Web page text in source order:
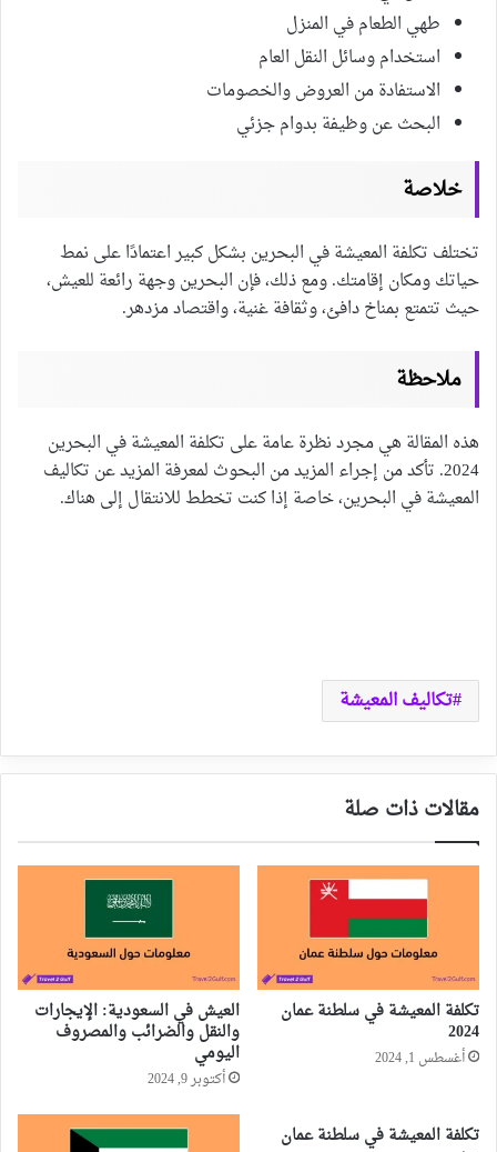
طهي الطعام في المنزل
استخدام وسائل النقل العام
الاستفادة من العروض والخصومات
البحث عن وظيفة بدوام جزئي
خلاصة
تختلف تكلفة المعيشة في البحرين بشكل كبير اعتمادًا على نمط
حياتك ومكان إقامتك. ومع ذلك، فإن البحرين وجهة رائعة للعيش،
حيث تتمتع بمناخ دافئ، وثقافة غنية، واقتصاد مزدهر.
ملاحظة
هذه المقالة هي مجرد نظرة عامة على تكلفة المعيشة في البحرين
2024. تأكد من إجراء المزيد من البحوث لمعرفة المزيد عن تكاليف
المعيشة في البحرين، خاصة إذا كنت تخطط للانتقال إلى هناك.
تكاليف المعيشة
مقالات ذات صلة
تكلفة المعيشة في سلطنة عمان
2024
أغسطس 1, 2024
العيش في السعودية: الإيجارات
والنقل والضرائب والمصروف
اليومي
أكتوبر 9, 2024
تكلفة المعيشة في سلطنة عمان